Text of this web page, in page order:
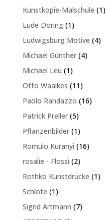
Produkt
Kunstkopie-Malschule 11
Lude Döring 11
Produkt
Ludwigsburg Motive 44
Michael Günther 44
Michael Leu 11
Produkt
Otto Waalkes 1111
Produkte
Paolo Randazzo 1616
Patrick Preller 55
Produkte
Pflanzenbilder 11
Produkt
Romulo Kuranyi 1616
rosalie - Flossi 22
Produkte
Rothko Kunstdrucke 11
Schlote 11
Produkt
Sigrid Artmann 77